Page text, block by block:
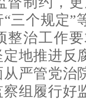
三个规定”
整治工作
地推进反
从严管党治
组履行好